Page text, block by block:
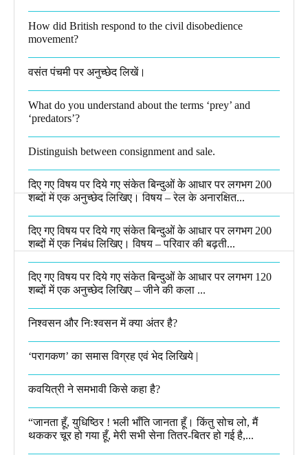
How did British respond to the civil disobedience
movement?
वसंत पंचमी पर अनुच्छेद लिखें।
What do you understand about the terms ‘prey’ and
‘predators’?​
Distinguish between consignment and sale.
दिए गए विषय पर दिये गए संकेत बिन्दुओं के आधार पर लगभग 200
शब्दों में एक अनुच्छेद लिखिए। विषय – रेल के अनारक्षित...
दिए गए विषय पर दिये गए संकेत बिन्दुओं के आधार पर लगभग 200
शब्दों में एक निबंध लिखिए। विषय – परिवार की बढ़ती...
दिए गए विषय पर दिये गए संकेत बिन्दुओं के आधार पर लगभग 120
शब्दों में एक अनुच्छेद लिखिए – जीने की कला ...
निश्वसन और निःश्वसन में क्या अंतर है?
‘परागकण’ का समास विग्रह एवं भेद लिखिये |
कवयित्री ने समभावी किसे कहा है?
“जानता हूँ, युधिष्ठिर ! भली भाँति जानता हूँ। किंतु सोच लो, मैं
थककर चूर हो गया हूँ, मेरी सभी सेना तितर-बितर हो गई है,...